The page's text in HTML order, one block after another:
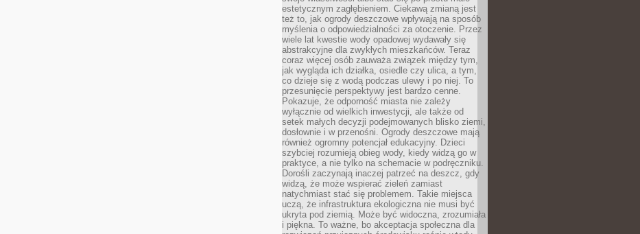
estetycznym zagłębieniem. Ciekawą zmianą jest
też to, jak ogrody deszczowe wpływają na sposób
myślenia o odpowiedzialności za otoczenie. Przez
wiele lat kwestie wody opadowej wydawały się
abstrakcyjne dla zwykłych mieszkańców. Teraz
coraz więcej osób zauważa związek między tym,
jak wygląda ich działka, osiedle czy ulica, a tym,
co dzieje się z wodą podczas ulewy i po niej. To
przesunięcie perspektywy jest bardzo cenne.
Pokazuje, że odporność miasta nie zależy
wyłącznie od wielkich inwestycji, ale także od
setek małych decyzji podejmowanych blisko ziemi,
dosłownie i w przenośni. Ogrody deszczowe mają
również ogromny potencjał edukacyjny. Dzieci
szybciej rozumieją obieg wody, kiedy widzą go w
praktyce, a nie tylko na schemacie w podręczniku.
Dorośli zaczynają inaczej patrzeć na deszcz, gdy
widzą, że może wspierać zieleń zamiast
natychmiast stać się problemem. Takie miejsca
uczą, że infrastruktura ekologiczna nie musi być
ukryta pod ziemią. Może być widoczna, zrozumiała
i piękna. To ważne, bo akceptacja społeczna dla